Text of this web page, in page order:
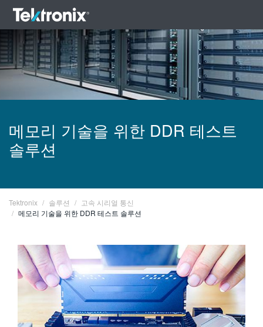
FRANÇAIS
DEUTSCH
简体中文
한국어
繁體中文
메모리 기술을 위한 DDR 테스트
솔루션
Tektronix 솔루션
고속 시리얼 통신
메모리 기술을 위한 DDR 테스트 솔루션